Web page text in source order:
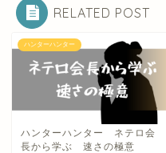
RELATED POST
ハンターハンター
ハンターハンター ネテロ会
長から学ぶ 速さの極意